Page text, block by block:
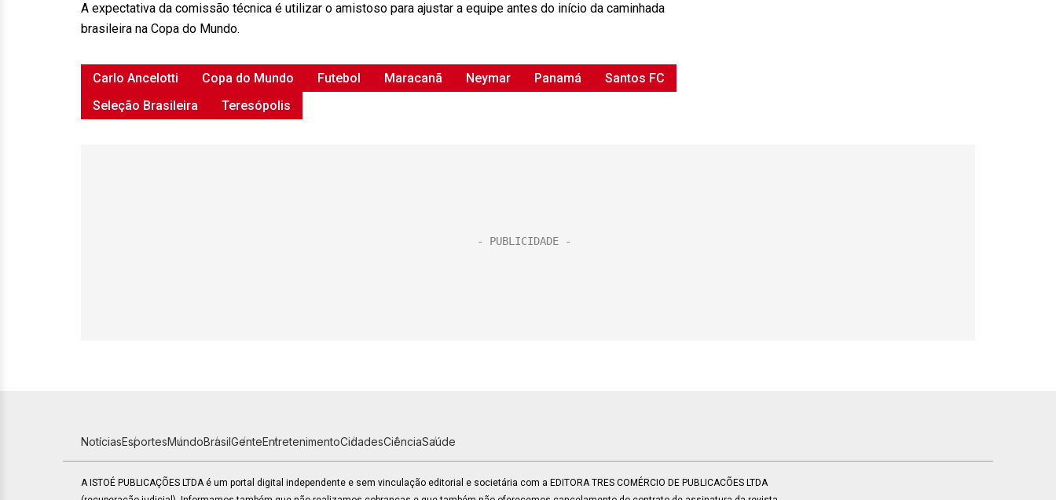
A expectativa da comissão técnica é utilizar o amistoso para ajustar a equipe antes do início da caminhada
brasileira na Copa do Mundo.
Carlo Ancelotti Copa do Mundo Futebol Maracanã Neymar Panamá
Santos FC
Seleção Brasileira
Teresópolis
NotíciasEsportesMundoBrasilGenteEntretenimentoCidadesCiênciaSaúde
A ISTOÉ PUBLICAÇÕES LTDA é um portal digital independente e sem vinculação editorial e societária com a EDITORA TRES COMÉRCIO DE PUBLICACÕES LTDA